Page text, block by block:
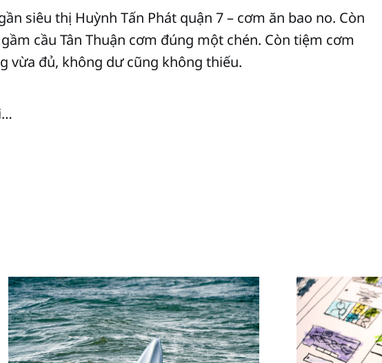
siêu thị Huỳnh Tấn Phát quận 7 – cơm ăn bao no. Còn
cầu Tân Thuận cơm đúng một chén. Còn tiệm cơm
vừa đủ, không dư cũng không thiếu.